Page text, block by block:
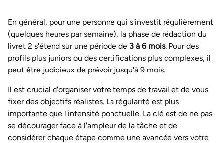
En général, pour une personne qui s'investit régulièrement
(quelques heures par semaine), la phase de rédaction du
livret 2 s'étend sur une période de 3 à 6 mois. Pour des
profils plus juniors ou des certifications plus complexes, il
peut être judicieux de prévoir jusqu'à 9 mois.
Il est crucial d'organiser votre temps de travail et de vous
fixer des objectifs réalistes. La régularité est plus
importante que l'intensité ponctuelle. La clé est de ne pas
se décourager face à l'ampleur de la tâche et de
considérer chaque étape comme une avancée vers votre